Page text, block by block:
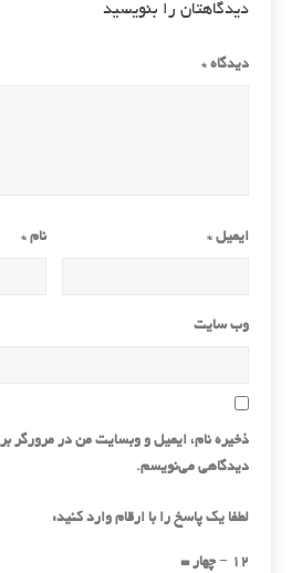
دیدگاهتان را بنویسید
دیدگاه *
نام* ایمیل *
وب‌ سایت
ذخیره نام، ایمیل و وبسایت من در مرورگر
دیدگاهی می‌نویسم.
لطفا یک پاسخ را با ارقام وارد کنید:
12 − چهار =